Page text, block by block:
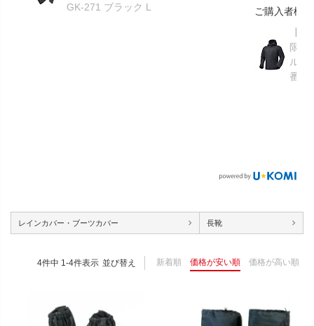
GK-271 ブラック L
ご購入者様
限り
ルメ
番：
レインカバー・ブーツカバー 長靴
並び替え 新着順 価格が安い順 価格が高い順
4件中 1-4件表示